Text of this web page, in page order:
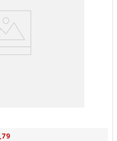
25g 1261 - Nutry
,79